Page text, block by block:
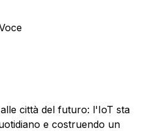
città del futuro: l'IoT sta
e costruendo un